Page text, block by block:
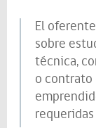
(FIPA)-
El
sobre
técnica,
o contrato